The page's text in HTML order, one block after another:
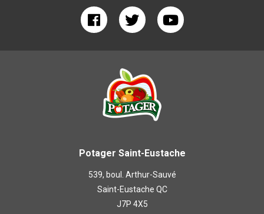
Potager Saint-Eustache
539, boul. Arthur-Sauvé
Saint-Eustache QC
J7P 4X5